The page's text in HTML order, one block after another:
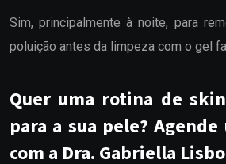
Sim, principalmente à noite, para
poluição antes da limpeza com o gel
Quer uma rotina de
para a sua pele?
com a Dra. Gabriella